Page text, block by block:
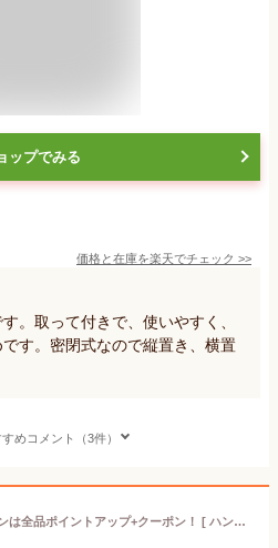
ップでみる
価格と在庫を楽天でチェック >>
。取って付きで、使いやすく、
す。密閉式なので縦置き、横置
めコメント（3件）
【告知】お買い物マラソンは全品ポイントアップ+クーポン！ [ ハンドル付き冷水筒 タワー 1.2L ] 山崎実業 公式 tower 1646 1647 ホワイト ブラック / 食洗機対応 麦茶ポット スリム ドアポケット 麦茶入れ 洗いやすい キッチン 冷水ポット ピッチャー カラフェ